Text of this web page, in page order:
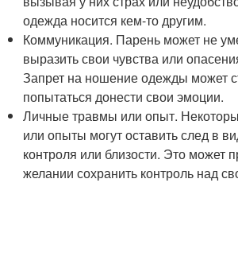
одежда носится кем-то другим.
Коммуникация. Парень может не
выразить свои чувства или
Запрет на ношение одежды может
попытаться донести свои эмоции.
Личные травмы или опыт.
или опыты могут оставить след в
контроля или близости. Это может
желании сохранить контроль над